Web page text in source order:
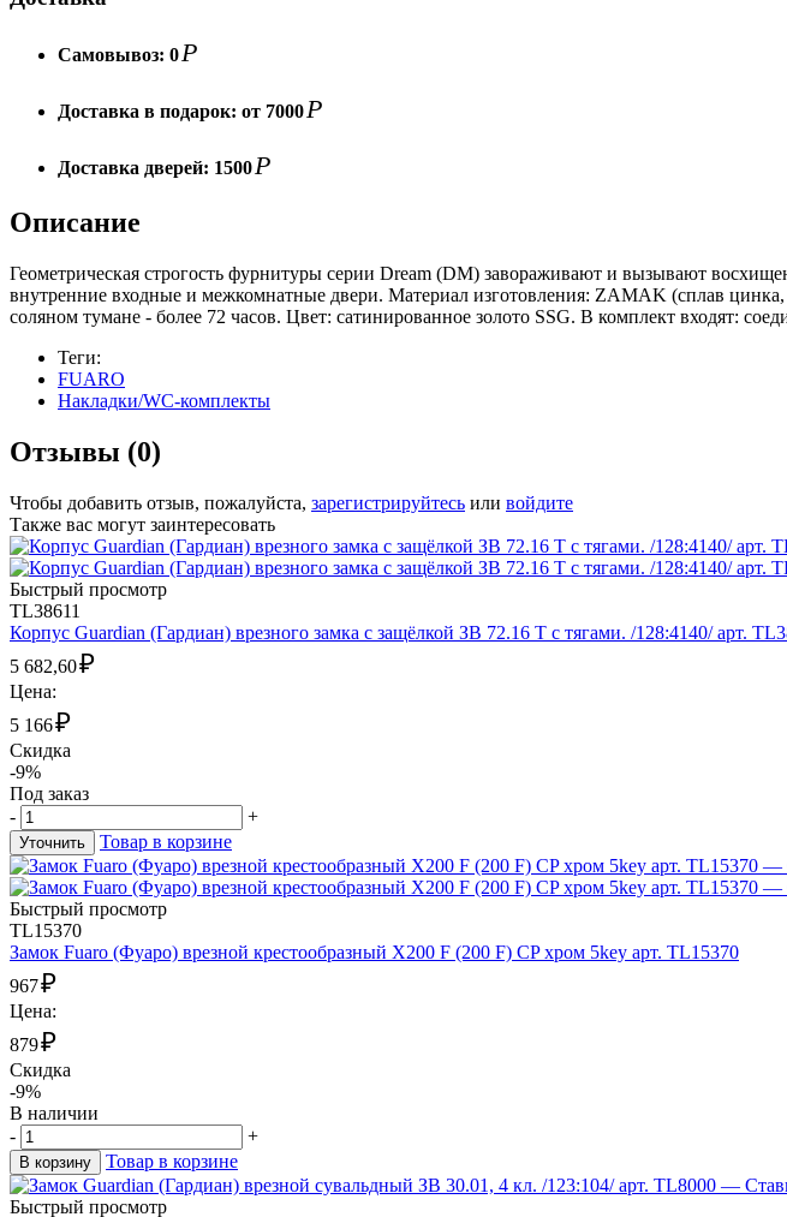
Самовывоз: 0Р
Доставка в подарок: от 7000Р
Доставка дверей: 1500Р
Описание
Геометрическая строгость фурнитуры серии Dream (DM) завораживают и вызывают
внутренние входные и межкомнатные двери. Материал изготовления: ZAMAK (сплав
соляном тумане - более 72 часов. Цвет: сатинированное золото SSG. В комплект входят:
Теги:
FUARO
Накладки/WC-комплекты
Отзывы (0)
Чтобы добавить отзыв, пожалуйста, зарегистрируйтесь или войдите
Также вас могут заинтересовать
Быстрый просмотр
TL38611
Корпус Guardian (Гардиан) врезного замка с защёлкой ЗВ 72.16 Т с тягами. /128:4140/ арт.
5 682,60₽
Цена:
5 166₽
Скидка
-9%
Под заказ
-
+
Уточнить Товар в корзине
Быстрый просмотр
TL15370
Замок Fuaro (Фуаро) врезной крестообразный X200 F (200 F) CP хром 5key арт. TL15370
967₽
Цена:
879₽
Скидка
-9%
В наличии
-
+
В корзину Товар в корзине
Быстрый просмотр